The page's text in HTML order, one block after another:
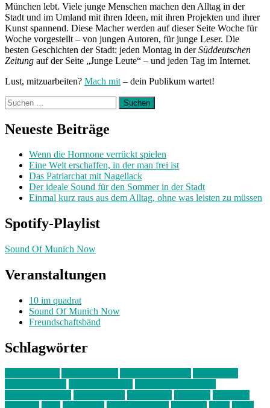
München lebt. Viele junge Menschen machen den Alltag in der
Stadt und im Umland mit ihren Ideen, mit ihren Projekten und ihrer
Kunst spannend. Diese Macher werden auf dieser Seite Woche für
Woche vorgestellt – von jungen Autoren, für junge Leser. Die
besten Geschichten der Stadt: jeden Montag in derSüddeutschen
Zeitung auf der Seite „Junge Leute“ – und jeden Tag im Internet.
Lust, mitzuarbeiten? Mach mit – dein Publikum wartet!
Suchen
nach:
Neueste Beiträge
Wenn die Hormone verrückt spielen
Eine Welt erschaffen, in der man frei ist
Das Patriarchat mit Nagellack
Der ideale Sound für den Sommer in der Stadt
Einmal kurz raus aus dem Alltag, ohne was leisten zu müssen
Spotify-Playlist
Sound Of Munich Now
Veranstaltungen
10 im quadrat
Sound Of Munich Now
Freundschaftsbänd
Schlagwörter